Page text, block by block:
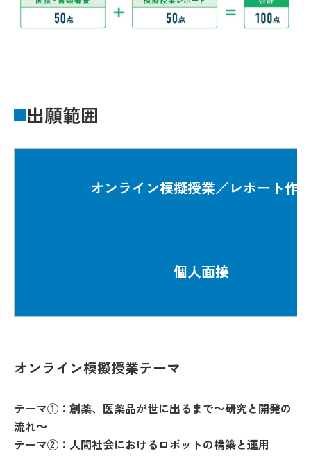
出願範囲
オンライン模擬授業／レポート作
個人面接
オンライン模擬授業テーマ
テーマ①：創薬、医薬品が世に出るまで～研究と開発の
流れ～
テーマ②：人間社会におけるロボットの構築と運用